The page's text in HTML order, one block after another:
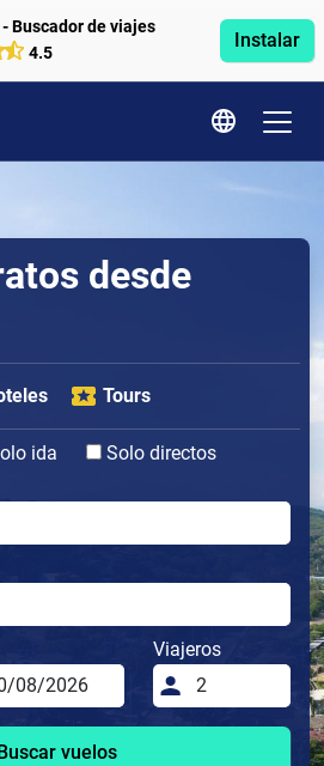
Buscador de viajes
4.5
Instalar
desde
Tours
ida
Solo directos
Viajeros
Buscar vuelos